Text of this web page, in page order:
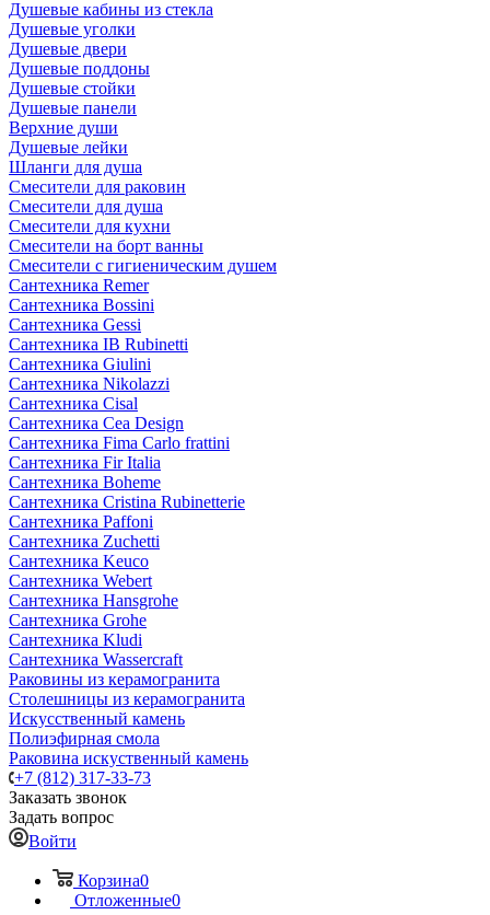
Душевые кабины из стекла
Душевые уголки
Душевые двери
Душевые поддоны
Душевые стойки
Душевые панели
Верхние души
Душевые лейки
Шланги для душа
Смесители для раковин
Смесители для душа
Смесители для кухни
Смесители на борт ванны
Смесители с гигиеническим душем
Сантехника Remer
Сантехника Bossini
Сантехника Gessi
Сантехника IB Rubinetti
Сантехника Giulini
Сантехника Nikolazzi
Сантехника Cisal
Сантехника Cea Design
Сантехника Fima Carlo frattini
Сантехника Fir Italia
Сантехника Boheme
Сантехника Cristina Rubinetterie
Сантехника Paffoni
Сантехника Zuchetti
Сантехника Keuco
Сантехника Webert
Сантехника Hansgrohe
Сантехника Grohe
Сантехника Kludi
Сантехника Wassercraft
Раковины из керамогранита
Столешницы из керамогранита
Искусственный камень
Полиэфирная смола
Раковина искуственный камень
+7 (812) 317-33-73
Заказать звонок
Задать вопрос
Войти
Корзина0
Отложенные0